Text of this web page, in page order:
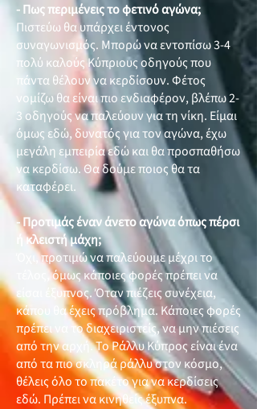
- Πως περιμένεις το φετινό αγώνα;
Πιστεύω θα υπάρχει έντονος
συναγωνισμός. Μπορώ να εντοπίσω 3-4
πολύ καλούς Κύπριους οδηγούς που
πάντα θέλουν να κερδίσουν. Φέτος
νομίζω θα είναι πιο ενδιαφέρον, βλέπω 2-
3 οδηγούς να παλεύουν για τη νίκη. Είμαι
όμως εδώ, δυνατός για τον αγώνα, έχω
μεγάλη εμπειρία εδώ και θα προσπαθήσω
να κερδίσω. Θα δούμε ποιος θα τα
καταφέρει.
- Προτιμάς έναν άνετο αγώνα όπως πέρσι
ή κλειστή μάχη;
Όχι, προτιμώ να παλεύουμε μέχρι το
τέλος, όμως κάποιες φορές πρέπει να
είσαι έξυπνος. Όταν πιέζεις συνέχεια,
κάπου θα έχεις πρόβλημα. Κάποιες φορές
πρέπει να το διαχειριστείς, να μην πιέσεις
από την αρχή. Το Ράλλυ Κύπρος είναι ένα
από τα πιο σκληρά ράλλυ στον κόσμο,
θέλεις όλο το πακέτο για να κερδίσεις
εδώ. Πρέπει να κινηθείς έξυπνα.